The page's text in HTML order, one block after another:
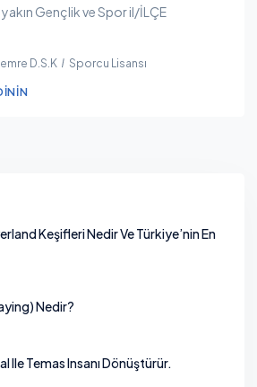
Gençlik ve Spor il/İLÇE
D.S.K Sporcu Lisansı
Keşifleri Nedir Ve Türkiye’nin En
Nedir?
Ile Temas Insanı Dönüştürür.